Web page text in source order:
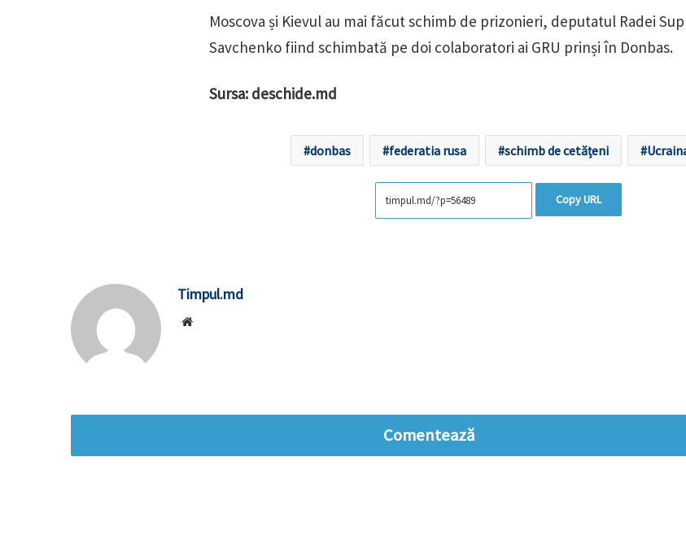
Moscova și Kievul au mai făcut schimb de prizonieri, deputatul Radei
Savchenko fiind schimbată pe doi colaboratori ai GRU prinși în Donbas.
Sursa: deschide.md
donbas federatia rusa schimb de cetățeni
Copy URL
Timpul.md
Comentează